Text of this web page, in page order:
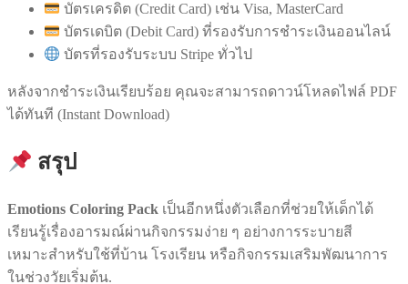
บัตรเครดิต (Credit Card) เช่น Visa, MasterCard
บัตรเดบิต (Debit Card) ที่รองรับการชำระเงินออนไลน์
บัตรที่รองรับระบบ Stripe ทั่วไป
หลังจากชำระเงินเรียบร้อย คุณจะสามารถดาวน์โหลดไฟล์ PDF
ได้ทันที (Instant Download)
สรุป
Emotions Coloring Pack เป็นอีกหนึ่งตัวเลือกที่ช่วยให้เด็กได้
เรียนรู้เรื่องอารมณ์ผ่านกิจกรรมง่าย ๆ อย่างการระบายสี
เหมาะสำหรับใช้ที่บ้าน โรงเรียน หรือกิจกรรมเสริมพัฒนาการ
ในช่วงวัยเริ่มต้น.